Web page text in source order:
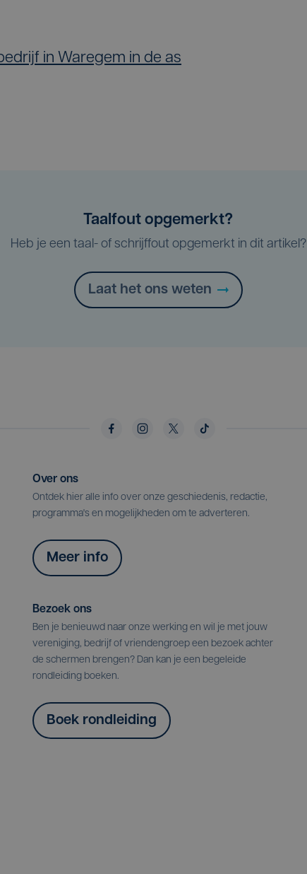
in Waregem in de as
Taalfout opgemerkt?
Heb je een taal- of schrijffout opgemerkt in dit artikel?
Laat het ons weten
Over ons
Ontdek hier alle info over onze geschiedenis, redactie,
programma's en mogelijkheden om te adverteren.
Meer info
Bezoek ons
Ben je benieuwd naar onze werking en wil je met jouw
vereniging, bedrijf of vriendengroep een bezoek achter
de schermen brengen? Dan kan je een begeleide
rondleiding boeken.
Boek rondleiding